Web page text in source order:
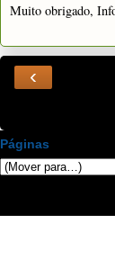
Muito obrigado,
‹
Páginas